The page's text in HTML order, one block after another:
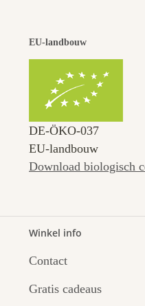
EU-landbouw
DE‑ÖKO‑037
EU-landbouw
Download biologisch
Winkel info
Contact
Gratis cadeaus